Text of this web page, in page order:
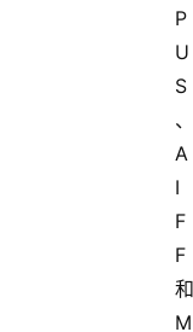
P
U
S
、
A
I
F
F
和
M